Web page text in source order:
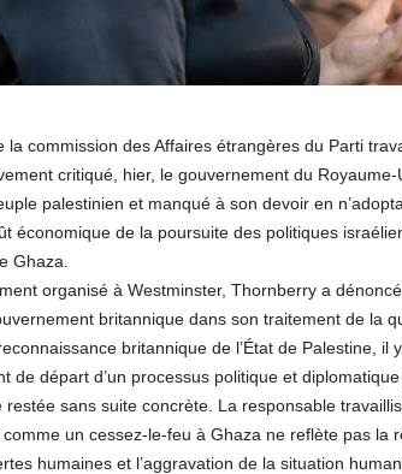
la commission des Affaires étrangères du Parti
critiqué, hier, le gouvernement du Royaume-
palestinien et manqué à son devoir en
économique de la poursuite des politiques
Ghaza.
organisé à Westminster, Thornberry a
britannique dans son traitement de la
britannique de l’État de Palestine, il
de départ d’un processus politique et
restée sans suite concrète. La responsable
un cessez-le-feu à Ghaza ne reflète pas la
humaines et l’aggravation de la situation